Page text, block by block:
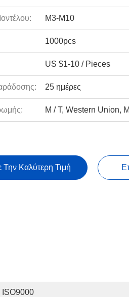
Μ3-M10
1000pcs
US $1-10 / Pieces
25 ημέρες
Μ / Τ, Western Union,
Την Καλύτερη Τιμή
ISO9000